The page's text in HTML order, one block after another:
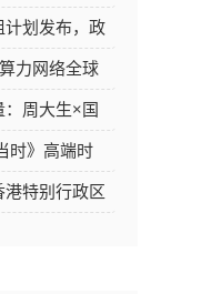
划发布，政
务困境
力网络全球
正式启动
：周大生×国
站启幕
时》高端时
特别行政区